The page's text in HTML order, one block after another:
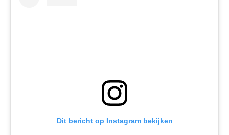
Dit bericht op Instagram bekijken